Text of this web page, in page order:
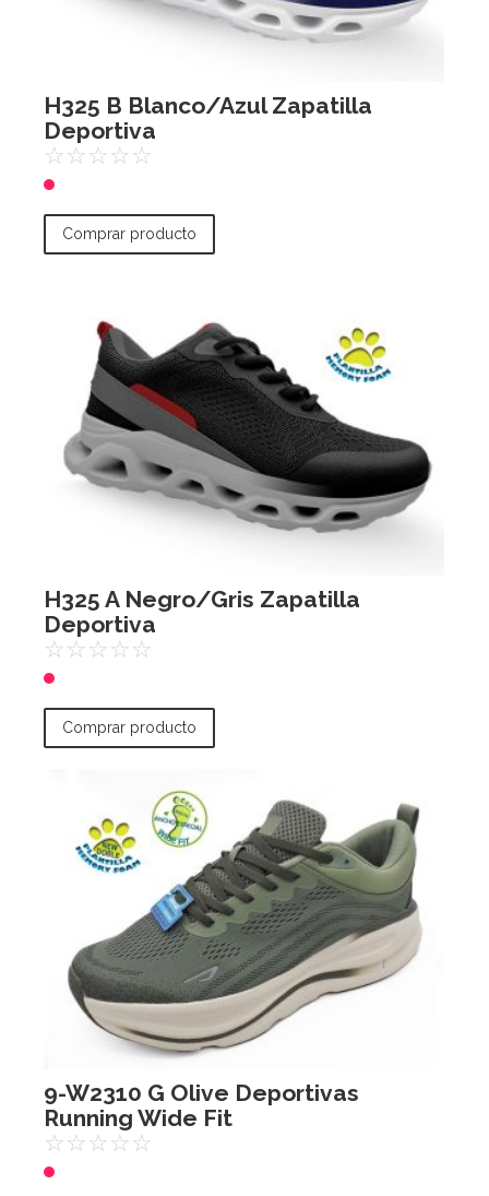
H325 B Blanco/Azul Zapatilla
Deportiva
☆☆☆☆☆
Comprar producto
H325 A Negro/Gris Zapatilla
Deportiva
☆☆☆☆☆
Comprar producto
9-W2310 G Olive Deportivas
Running Wide Fit
☆☆☆☆☆